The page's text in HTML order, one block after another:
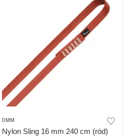
DMM
Nylon Sling 16 mm 240 cm (röd)